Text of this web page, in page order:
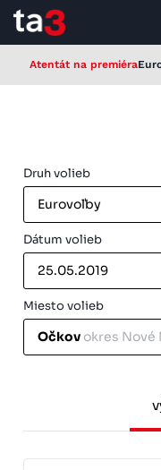
Atentát na premiéra
Druh volieb
Eurovoľby
Dátum volieb
25.05.2019
Miesto volieb
Očkov okres Nové